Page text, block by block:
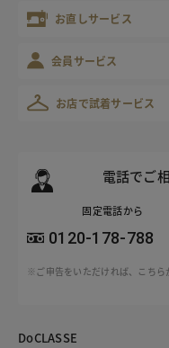
お直しサービス
会員サービス
お店で試着サービス
電話でご
固定電話から
0120-178-788
※ご申告をいただければ、こちら
DoCLASSE